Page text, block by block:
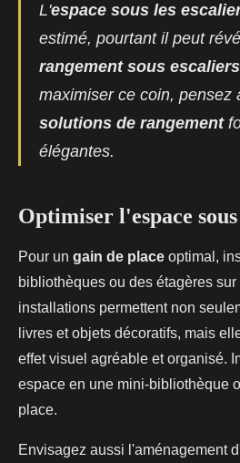
L'espace sous les
estimé, pourtant il peut
rangement sous escaliers
maximiser ce coin, pensez
solutions de rangement
élégantes.
Optimiser l'espace
Pour un gain de place optimal,
bibliothèques ou des étagères
installations permettent non
livres et objets décoratifs, mais
effet visuel agréable et organisé.
espace en une mini-bibliothèque
place.
Envisagez aussi l'aménagement